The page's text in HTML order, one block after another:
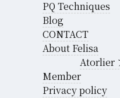
PQ Techniques
Blog
CONTACT
About Felisa
Atorlier
Member
Privacy policy